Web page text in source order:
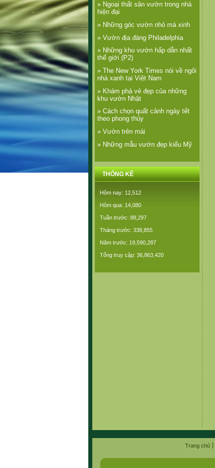
» Ngoại thất sân vườn trong nhà
hiện đại
» Những góc vườn nhỏ mà xinh
» Vườn địa đàng Philadelphia
» Những khu vườn hấp dẫn nhất
thế giới (P2)
» The New York Times nói về ngôi
nhà xanh tại Việt Nam
» Khám phá vẻ đẹp của những
khu vườn Nhật
» Cách chọn quất cảnh ngày tết
theo phong thủy
» Vườn trên mái
» Những mẫu vườn đẹp kiểu Mỹ
THỐNG KÊ
Hôm nay: 12,512
Hôm qua: 14,080
Tuần trước: 88,297
Tháng trước: 338,855
Năm trước: 19,590,287
Tổng truy cập: 36,863,420
Trang chủ